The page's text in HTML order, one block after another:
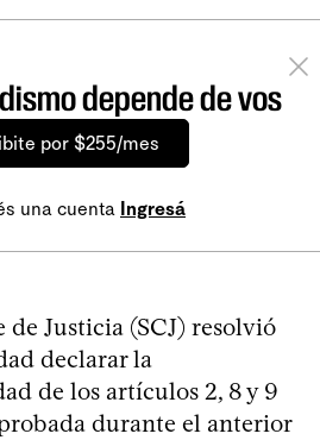
depende de vos
por $255/mes
una cuenta Ingresá
de Justicia (SCJ) resolvió
declarar la
de los artículos 2, 8 y 9
durante el anterior